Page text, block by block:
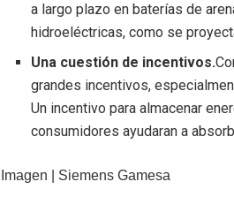
a largo plazo en baterías de
hidroeléctricas, como se
Una cuestión de incentivos.
grandes incentivos,
Un incentivo para almacenar
consumidores ayudaran a
Imagen | Siemens Gamesa